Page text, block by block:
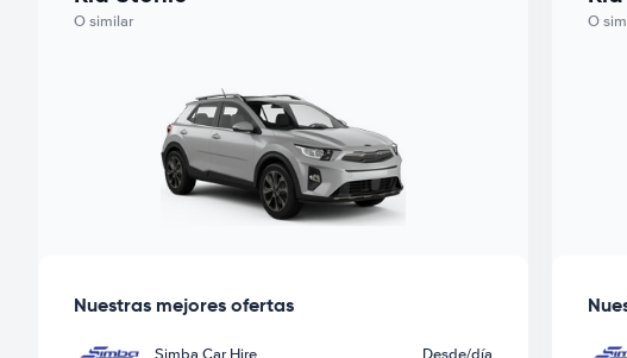
O similar
Nuestras mejores ofertas
Simba Car Hire Desde
O